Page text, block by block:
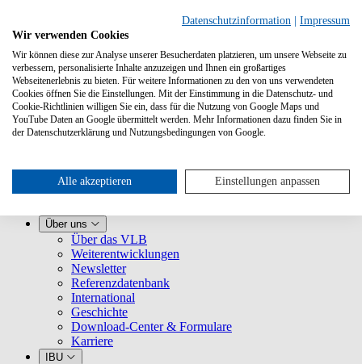
Leistungen
VLB kennenlernen
Für Selfpublisher
Für Dienstleister
Über uns
Über das VLB
Weiterentwicklungen
Newsletter
Referenzdatenbank
International
Geschichte
Download-Center & Formulare
Karriere
IBU
Datenschutzinformation
Impressum
Wir verwenden Cookies
Wir können diese zur Analyse unserer Besucherdaten platzieren, um unsere Webseite zu
verbessern, personalisierte Inhalte anzuzeigen und Ihnen ein großartiges
Webseitenerlebnis zu bieten. Für weitere Informationen zu den von uns verwendeten
Cookies öffnen Sie die Einstellungen. Mit der Einstimmung in die Datenschutz- und
Cookie-Richtlinien willigen Sie ein, dass für die Nutzung von Google Maps und
YouTube Daten an Google übermittelt werden. Mehr Informationen dazu finden Sie in
der Datenschutzerklärung und Nutzungsbedingungen von Google.
Alle akzeptieren Einstellungen anpassen